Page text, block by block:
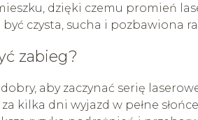
dzięki czemu promień
czysta, sucha i pozbawiona
zabieg?
aby zaczynać serię
kilka dni wyjazd w pełne